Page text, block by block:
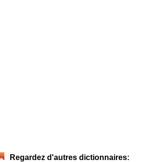
Regardez d'autres dictionnaires: